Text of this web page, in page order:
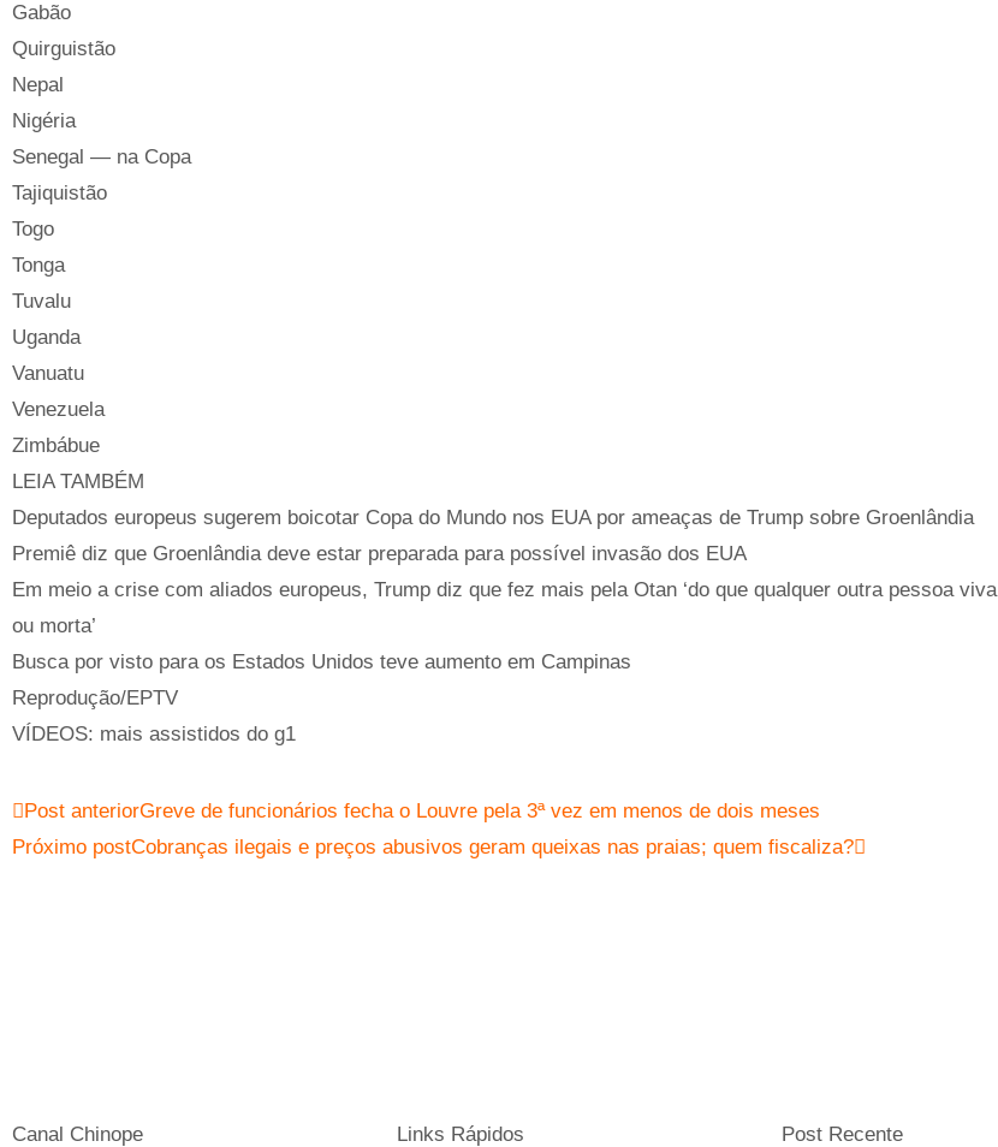
Gabão
Quirguistão
Nepal
Nigéria
Senegal — na Copa
Tajiquistão
Togo
Tonga
Tuvalu
Uganda
Vanuatu
Venezuela
Zimbábue
LEIA TAMBÉM
Deputados europeus sugerem boicotar Copa do Mundo nos EUA por ameaças de Trump sobre Groenlândia
Premiê diz que Groenlândia deve estar preparada para possível invasão dos EUA
Em meio a crise com aliados europeus, Trump diz que fez mais pela Otan ‘do que qualquer outra pessoa viva
ou morta’
Busca por visto para os Estados Unidos teve aumento em Campinas
Reprodução/EPTV
VÍDEOS: mais assistidos do g1
Post anteriorGreve de funcionários fecha o Louvre pela 3ª vez em menos de dois meses
Próximo postCobranças ilegais e preços abusivos geram queixas nas praias; quem fiscaliza?
Canal Chinope Links Rápidos Post Recente